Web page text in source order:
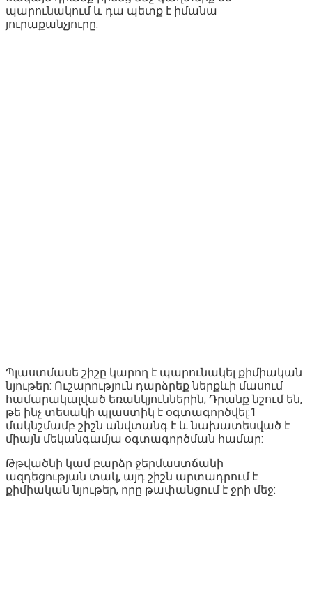
պարունակում և դա պետք է իմանա
յուրաքանչյուրը:
Պլաստմասե շիշը կարող է պարունակել քիմիական
նյութեր: Ուշարություն դարձրեք ներքևի մասում
համարակալված եռանկյուններին; Դրանք նշում են,
թե ինչ տեսակի պլաստիկ է օգտագործվել:1
մակնշմամբ շիշն անվտանգ է և նախատեսված է
միայն մեկանգամյա օգտագործման համար:
Թթվածնի կամ բարձր ջերմաստճանի
ազդեցության տակ, այդ շիշն արտադրում է
քիմիական նյութեր, որը թափանցում է ջրի մեջ: